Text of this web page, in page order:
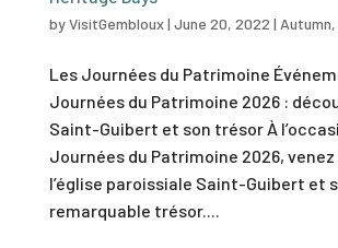
byVisitGembloux| June 20, 2022 | Autumn,
Les Journées du Patrimoine
Journées du Patrimoine 2026 :
Saint-Guibert et son trésor À
Journées du Patrimoine 2026,
l’église paroissiale Saint-Guibert et
remarquable trésor....